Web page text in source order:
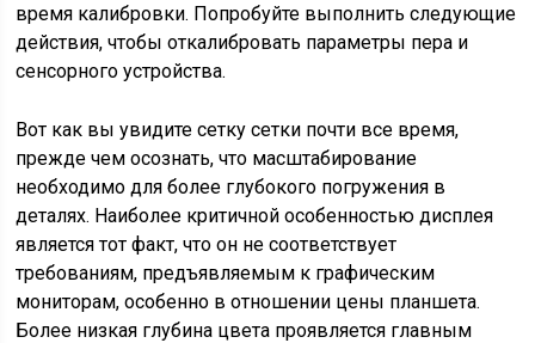
время калибровки. Попробуйте выполнить следующие
действия, чтобы откалибровать параметры пера и
сенсорного устройства.
Вот как вы увидите сетку сетки почти все время,
прежде чем осознать, что масштабирование
необходимо для более глубокого погружения в
деталях. Наиболее критичной особенностью дисплея
является тот факт, что он не соответствует
требованиям, предъявляемым к графическим
мониторам, особенно в отношении цены планшета.
Более низкая глубина цвета проявляется главным